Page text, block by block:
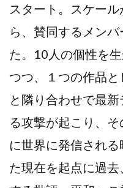
スタート。スケー
ら、賛同するメン
た。10人の個性を
つつ、１つの作品
と隣り合わせで最
る攻撃が起こり、
に世界に発信され
た現在を起点に過